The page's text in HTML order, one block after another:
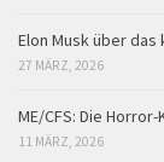
Elon Musk über
27 MÄRZ, 2026
ME/CFS: Die
11 MÄRZ, 2026